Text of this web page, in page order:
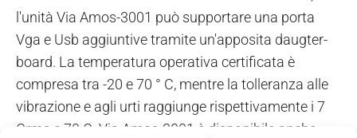
l'unità Via Amos-3001 può supportare una porta
Vga e Usb aggiuntive tramite un'apposita daugter-
board. La temperatura operativa certificata è
compresa tra -20 e 70 ° C, mentre la tolleranza alle
vibrazione e agli urti raggiunge rispettivamente i 7
Grms e 70 G. Via Amos-3001 è disponibile anche